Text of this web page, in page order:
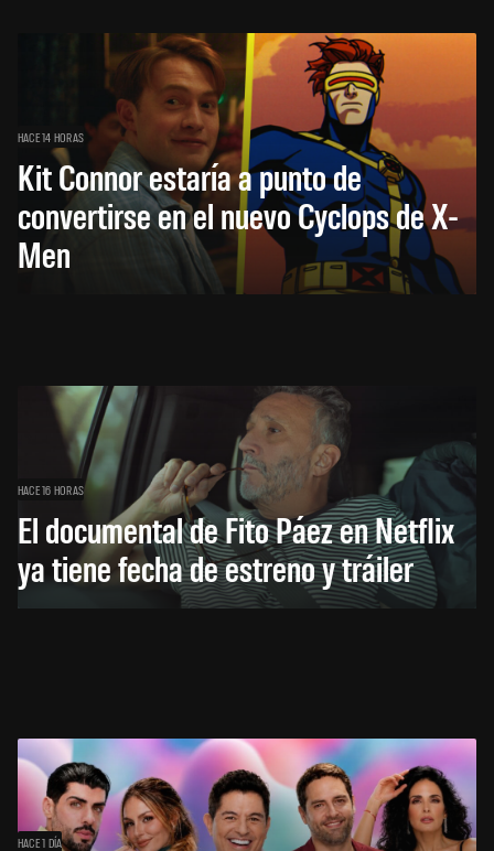
HACE 14 HORAS
Kit Connor estaría a punto de
convertirse en el nuevo Cyclops de X-
Men
HACE 16 HORAS
El documental de Fito Páez en Netflix
ya tiene fecha de estreno y tráiler
HACE 1 DÍA